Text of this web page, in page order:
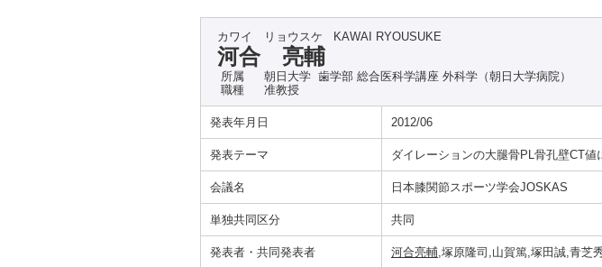
カワイ リョウスケ KAWAI RYOUSUKE
河合 亮輔
所属
朝日大学 歯学部 総合医科学講座 外科学（朝日大学病院）
職種
准教授
発表年月日 2012/06
発表テーマ ダイレーションの大腿骨PL骨孔壁CT値
会議名 日本膝関節スポーツ学会JOSKAS
単独共同区分 共同
発表者・共同発表者 河合亮輔,塚原隆司,山賀篤,塚田誠,青芝